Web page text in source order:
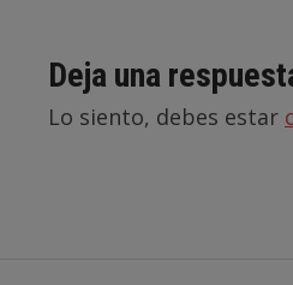
Deja una
Lo siento, debes estar